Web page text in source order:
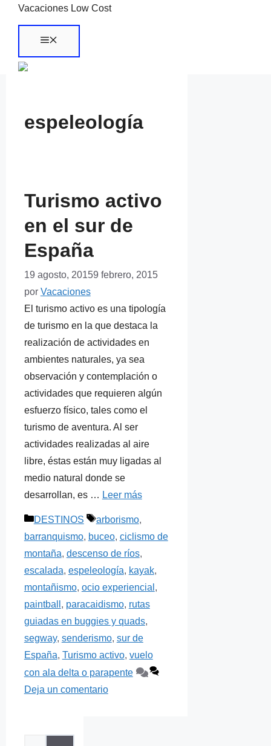
Saltar
contenido
Vacaciones Low Cost
espeleología
Turismo activo
en el sur de
España
19 agosto, 20159 febrero, 2015
por Vacaciones
El turismo activo es una tipología
de turismo en la que destaca la
realización de actividades en
ambientes naturales, ya sea
observación y contemplación o
actividades que requieren algún
esfuerzo físico, tales como el
turismo de aventura. Al ser
actividades realizadas al aire
libre, éstas están muy ligadas al
medio natural donde se
desarrollan, es … Leer más
Categorías
DESTINOS Etiquetas
arborismo,
barranquismo, buceo, ciclismo de
montaña, descenso de ríos,
escalada, espeleología, kayak,
montañismo, ocio experiencial ,
paintball , paracaidismo, rutas
guiadas en buggies y quads,
segway, senderismo, sur de
España, Turismo activo, vuelo
con ala delta o parapente
Deja un comentario